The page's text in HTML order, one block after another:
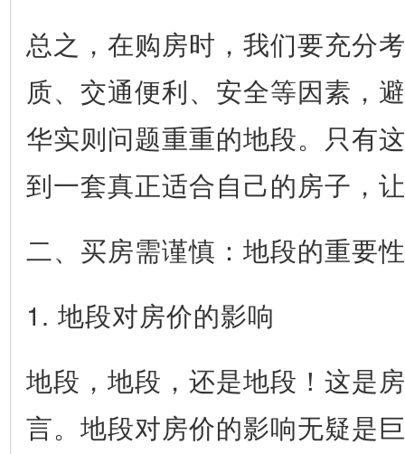
总之，在购房时，我们要充分
质、交通便利、安全等因素，
华实则问题重重的地段。只有
到一套真正适合自己的房子，
二、买房需谨慎：地段的重要性
1. 地段对房价的影响
地段，地段，还是地段！这是
言。地段对房价的影响无疑是